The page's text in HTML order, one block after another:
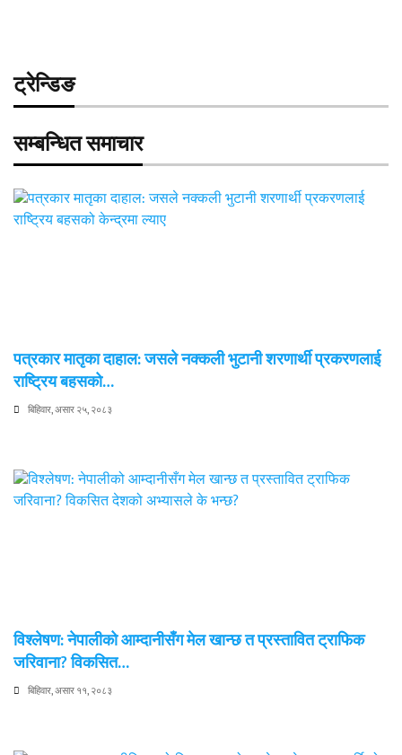
ट्रेन्डिङ
सम्बन्धित समाचार
पत्रकार मातृका दाहाल: जसले नक्कली भुटानी शरणार्थी प्रकरणलाई
राष्ट्रिय बहसको…
बिहिवार, असार २५, २०८३
विश्लेषण: नेपालीको आम्दानीसँग मेल खान्छ त प्रस्तावित ट्राफिक
जरिवाना? विकसित…
बिहिवार, असार ११, २०८३